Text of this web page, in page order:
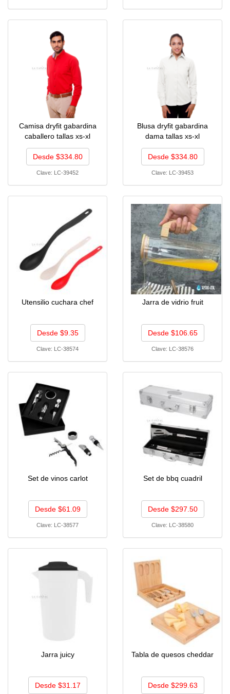
Camisa dryfit gabardina
caballero tallas xs-xl
Desde $334.80
Clave: LC-39452
Blusa dryfit gabardina
dama tallas xs-xl
Desde $334.80
Clave: LC-39453
Utensilio cuchara chef
Desde $9.35
Clave: LC-38574
Jarra de vidrio fruit
Desde $106.65
Clave: LC-38576
Set de vinos carlot
Desde $61.09
Clave: LC-38577
Set de bbq cuadril
Desde $297.50
Clave: LC-38580
Jarra juicy
Desde $31.17
Tabla de quesos cheddar
Desde $299.63